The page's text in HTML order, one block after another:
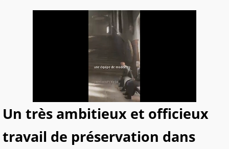
Un très ambitieux et officieux
travail de préservation dans